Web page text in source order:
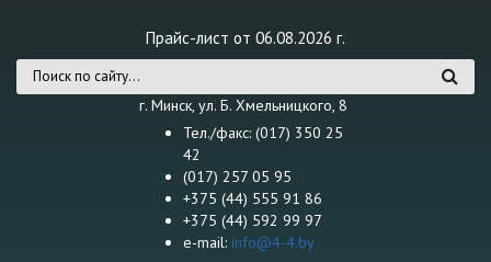
Прайс-лист от 06.08.2026 г.
Форма поискаг. Минск, ул. Б. Хмельницкого, 8
Тел./факс: (017) 350 25
42
(017) 257 05 95
+375 (44) 555 91 86
+375 (44) 592 99 97
e-mail: info@4-4.by